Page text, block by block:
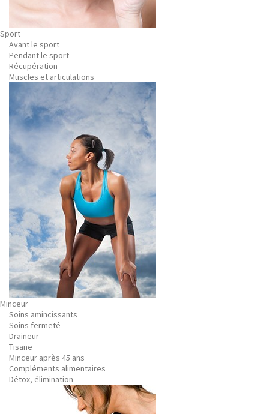
Sport
Avant le sport
Pendant le sport
Récupération
Muscles et articulations
Minceur
Soins amincissants
Soins fermeté
Draineur
Tisane
Minceur après 45 ans
Compléments alimentaires
Détox, élimination